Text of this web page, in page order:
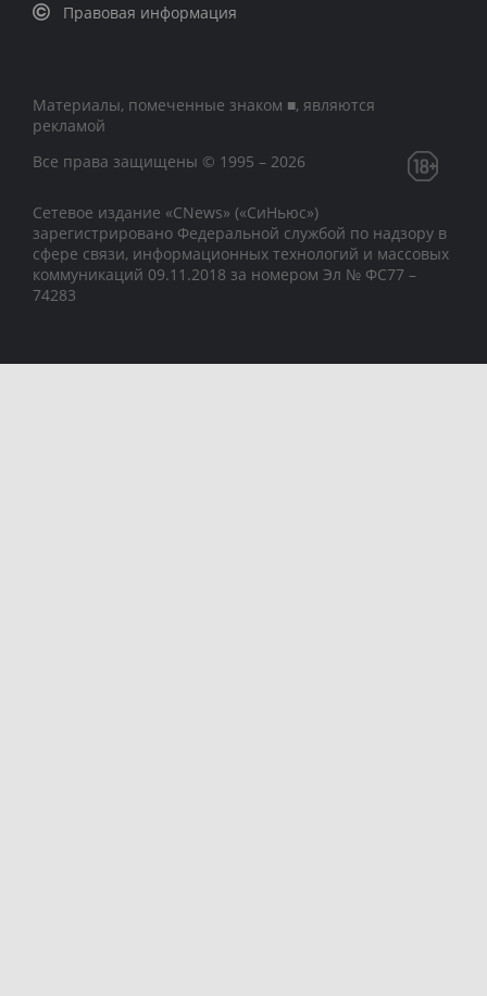
Правовая информация
Материалы, помеченные знаком ■, являются
рекламой
Все права защищены © 1995 – 2026
Сетевое издание «CNews» («СиНьюс»)
зарегистрировано Федеральной службой по надзору в
сфере связи, информационных технологий и массовых
коммуникаций 09.11.2018 за номером Эл № ФС77 –
74283